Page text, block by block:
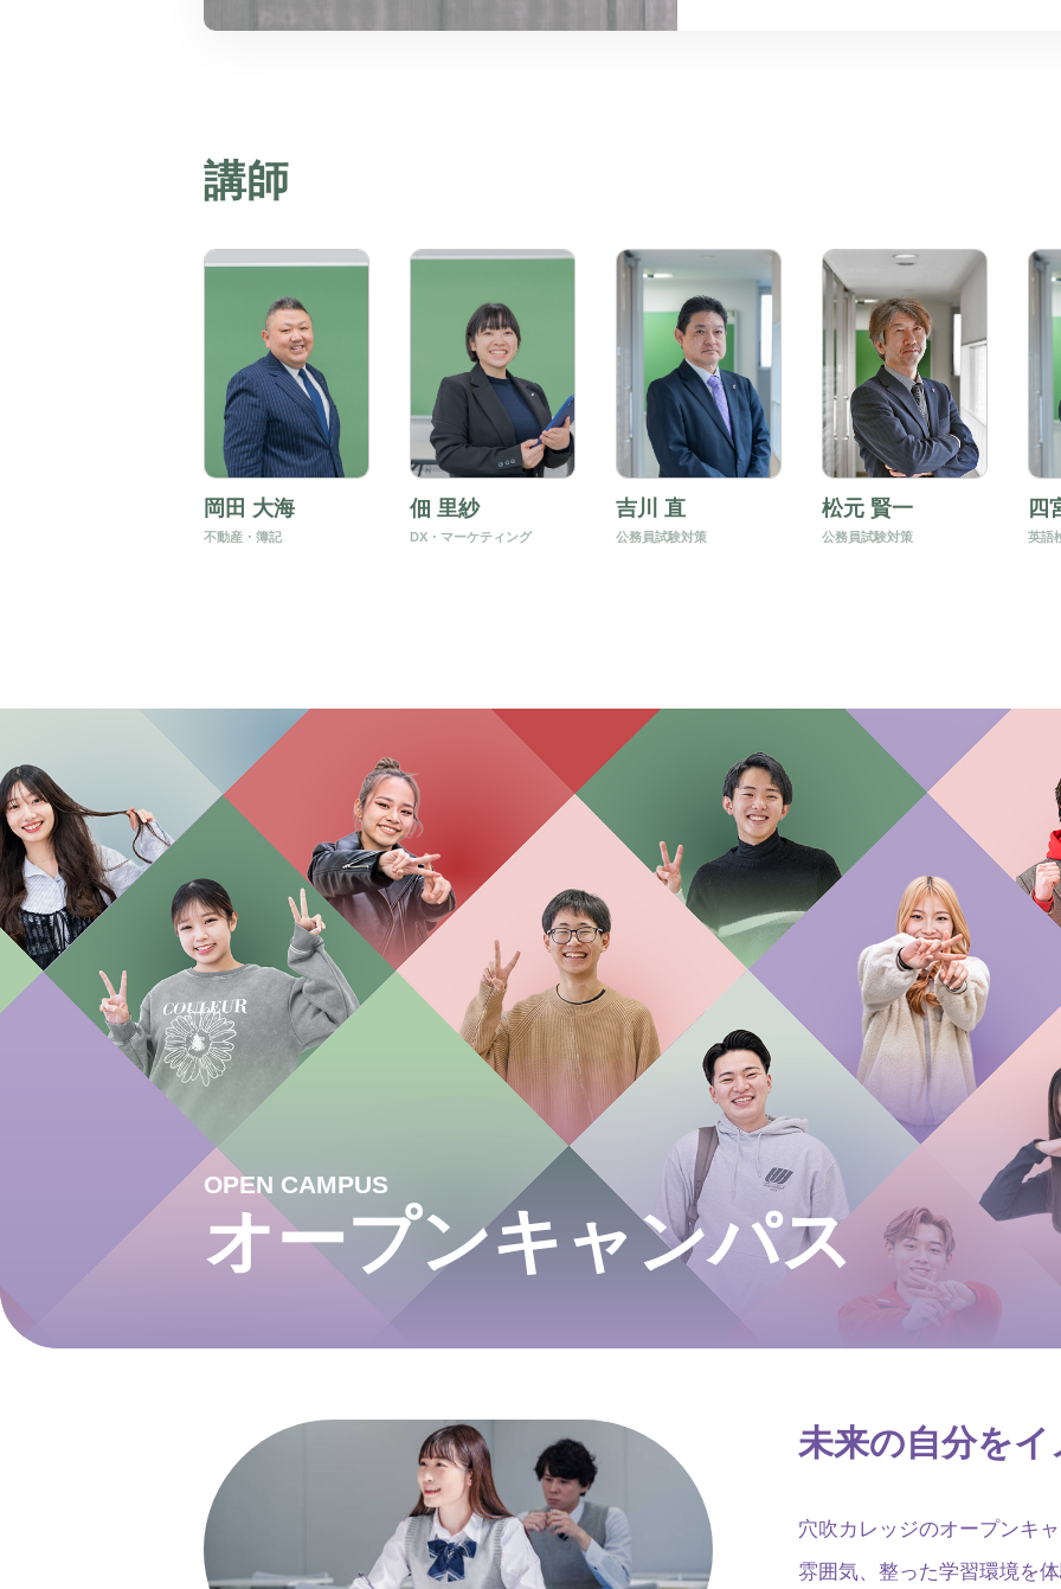
講師
岡田 大海
不動産・簿記
佃 里紗
DX・マーケティング
吉川 直
公務員試験対策
松元 賢一
公務員試験対策
四
英語
OPEN CAMPUS
オープンキャンパス
未来の自分を
穴吹カレッジのオープンキ
雰囲気、整った学習環境を